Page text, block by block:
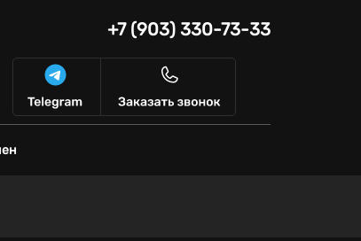
+7 (903) 330-73-33